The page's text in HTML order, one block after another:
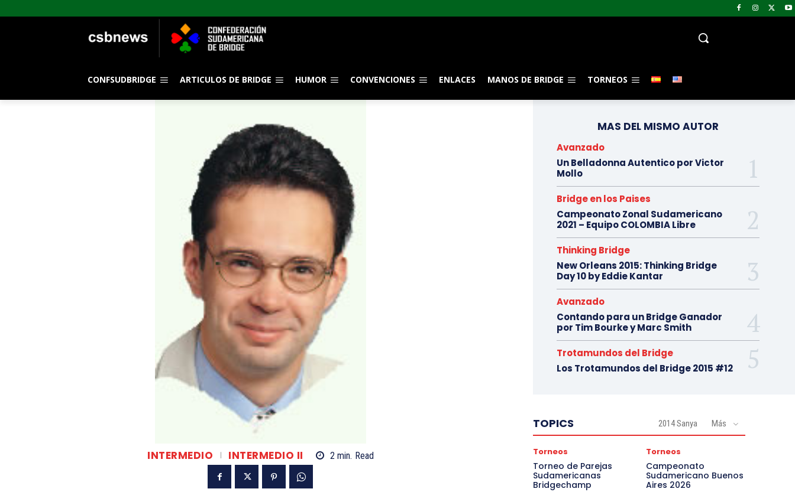
CONFSUDBRIDGE ARTICULOS DE BRIDGE HUMOR CONVENCIONES ENLACES MANOS DE BRIDGE TORNEOS
INTERMEDIO INTERMEDIO II 2 min. Read
MAS DEL MISMO AUTOR
Avanzado
Un Belladonna Autentico por Victor
Mollo
Bridge en los Paises
Campeonato Zonal Sudamericano
2021 – Equipo COLOMBIA Libre
Thinking Bridge
New Orleans 2015: Thinking Bridge
Day 10 by Eddie Kantar
Avanzado
Contando para un Bridge Ganador
por Tim Bourke y Marc Smith
Trotamundos del Bridge
Los Trotamundos del Bridge 2015 #12
TOPICS 2014 Sanya Más
Torneos
Torneo de Parejas
Sudamericanas
Bridgechamp
Torneos
Campeonato
Sudamericano Buenos
Aires 2026